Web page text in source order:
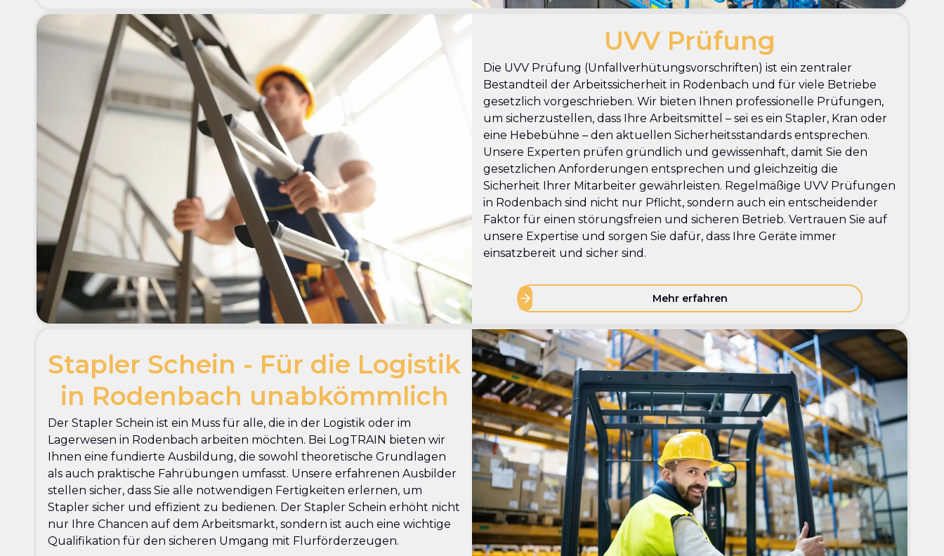
UVV Prüfung
Die UVV Prüfung (Unfallverhütungsvorschriften) ist ein zentraler
Bestandteil der Arbeitssicherheit in Rodenbach und für viele Betriebe
gesetzlich vorgeschrieben. Wir bieten Ihnen professionelle Prüfungen,
um sicherzustellen, dass Ihre Arbeitsmittel – sei es ein Stapler, Kran oder
eine Hebebühne – den aktuellen Sicherheitsstandards entsprechen.
Unsere Experten prüfen gründlich und gewissenhaft, damit Sie den
gesetzlichen Anforderungen entsprechen und gleichzeitig die
Sicherheit Ihrer Mitarbeiter gewährleisten. Regelmäßige UVV Prüfungen
in Rodenbach sind nicht nur Pflicht, sondern auch ein entscheidender
Faktor für einen störungsfreien und sicheren Betrieb. Vertrauen Sie auf
unsere Expertise und sorgen Sie dafür, dass Ihre Geräte immer
einsatzbereit und sicher sind.
Mehr erfahren
Stapler Schein - Für die Logistik
in Rodenbach unabkömmlich
Der Stapler Schein ist ein Muss für alle, die in der Logistik oder im
Lagerwesen in Rodenbach arbeiten möchten. Bei LogTRAIN bieten wir
Ihnen eine fundierte Ausbildung, die sowohl theoretische Grundlagen
als auch praktische Fahrübungen umfasst. Unsere erfahrenen Ausbilder
stellen sicher, dass Sie alle notwendigen Fertigkeiten erlernen, um
Stapler sicher und effizient zu bedienen. Der Stapler Schein erhöht nicht
nur Ihre Chancen auf dem Arbeitsmarkt, sondern ist auch eine wichtige
Qualifikation für den sicheren Umgang mit Flurförderzeugen.